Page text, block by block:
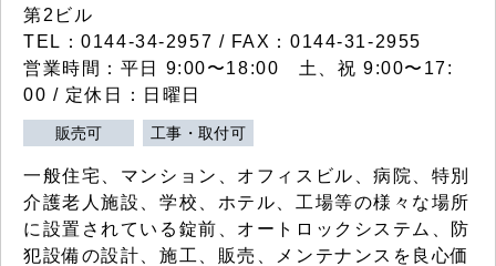
第2ビル
TEL：0144-34-2957 / FAX：0144-31-2955
営業時間：平日 9:00〜18:00 土、祝 9:00〜17:
00 / 定休日：日曜日
販売可 工事・取付可
一般住宅、マンション、オフィスビル、病院、特別
介護老人施設、学校、ホテル、工場等の様々な場所
に設置されている錠前、オートロックシステム、防
犯設備の設計、施工、販売、メンテナンスを良心価